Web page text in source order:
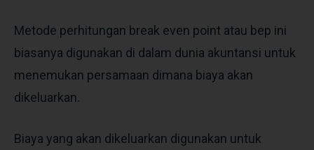
Metode perhitungan break even point atau bep ini
biasanya digunakan di dalam dunia akuntansi untuk
menemukan persamaan dimana biaya akan
dikeluarkan.
Biaya yang akan dikeluarkan digunakan untuk